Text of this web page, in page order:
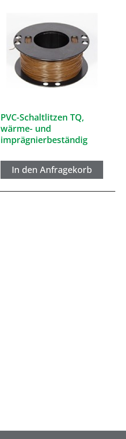
PVC-Schaltlitzen TQ,
wärme- und
imprägnierbeständig
In den Anfragekorb